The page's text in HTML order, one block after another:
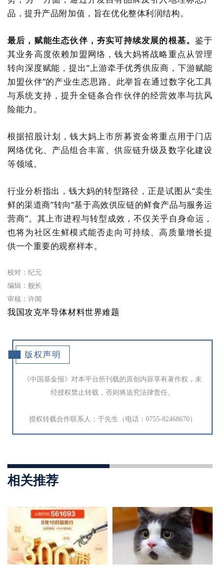
品，提升产品附加值，旨在优化整体利润结构。
最后，赋能生态伙伴，夯实可持续发展的根基。鉴于
其业务高度依赖加盟网络，钱大妈将战略重点从管理
转向深度赋能，提出“上游牵手优秀供应商，下游赋能
加盟伙伴”的产业生态思路。此举旨在通过数字化工具
与系统支持，提升全链条合作伙伴的经营效率与抗风
险能力。
根据招股计划，钱大妈上市所募资金将重点用于门店
网络优化、产品组合丰富、供应链升级及数字化建设
等领域。
行业分析指出，钱大妈的转型路径，正是试图从“卖生
鲜的渠道商”转向“基于高效供应链的鲜食产品与服务运
营商”。其上市进程与转型成效，不仅关乎自身命运，
也将为社区生鲜模式能否走向可持续、高质量增长提
供一个重要的观察样本。
校对：纪元
编辑：舰长
审核：许闻
我国攻克半导体材料世界难题
版权声明
《中国基金报》对本平台所刊载的原创内容享有著作权，未
经授权禁止转载，否则将追究法律责任。
授权转载合作联系人：于先生（电话：0755-82468670）
相关推荐